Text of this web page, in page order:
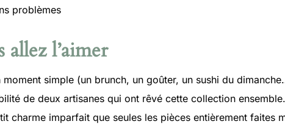
problèmes
l’aimer
moment simple (un brunch, un goûter, un sushi du
de deux artisanes qui ont rêvé cette collection ensemble.
charme imparfait que seules les pièces entièrement faites